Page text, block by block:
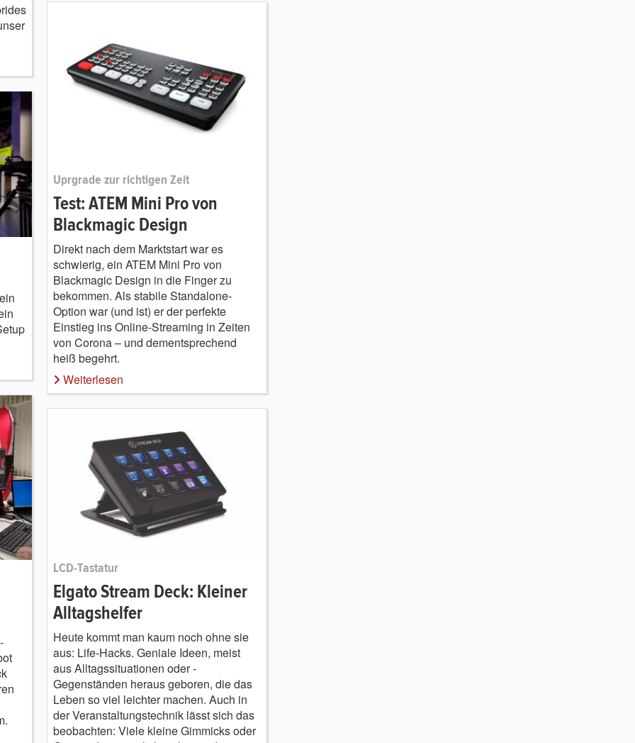
Uprgrade zur richtigen Zeit
Test: ATEM Mini Pro von
Blackmagic Design
Direkt nach dem Marktstart war es
schwierig, ein ATEM Mini Pro von
Blackmagic Design in die Finger zu
bekommen. Als stabile Standalone-
Option war (und ist) er der perfekte
Einstieg ins Online-Streaming in Zeiten
von Corona – und dementsprechend
heiß begehrt.
Weiterlesen
LCD-Tastatur
Elgato Stream Deck: Kleiner
Alltagshelfer
Heute kommt man kaum noch ohne sie
aus: Life-Hacks. Geniale Ideen, meist
aus Alltagssituationen oder -
Gegenständen heraus geboren, die das
Leben so viel leichter machen. Auch in
der Veranstaltungstechnik lässt sich das
beobachten: Viele kleine Gimmicks oder